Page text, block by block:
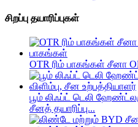
சிறப்பு தயாரிப்புகள்
OTR ரிம் பாகங்கள் சீனா
பூம் லிஃப்ட் டெலி
சீனத் தயாரிப்பு...